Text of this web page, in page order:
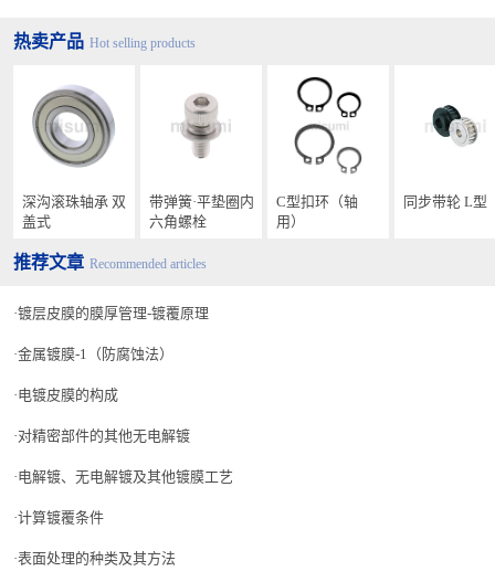
热卖产品 Hot selling products
深沟滚珠轴承 双
盖式
带弹簧·平垫圈内
六角螺栓
C型扣环（轴
用）
同步带轮 L型
推荐文章 Recommended articles
镀层皮膜的膜厚管理-镀覆原理
金属镀膜-1（防腐蚀法）
电镀皮膜的构成
对精密部件的其他无电解镀
电解镀、无电解镀及其他镀膜工艺
计算镀覆条件
表面处理的种类及其方法